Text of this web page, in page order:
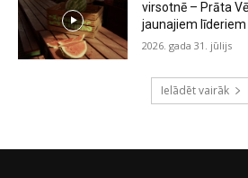
virsotnē – Prāta
jaunajiem līderiem
2026. gada 31. jūlijs
Ielādēt vairāk